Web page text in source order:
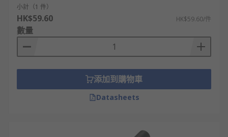
小計（1 件）
HK$59.60 HK$59.60/件
數量
添加到購物車
Datasheets